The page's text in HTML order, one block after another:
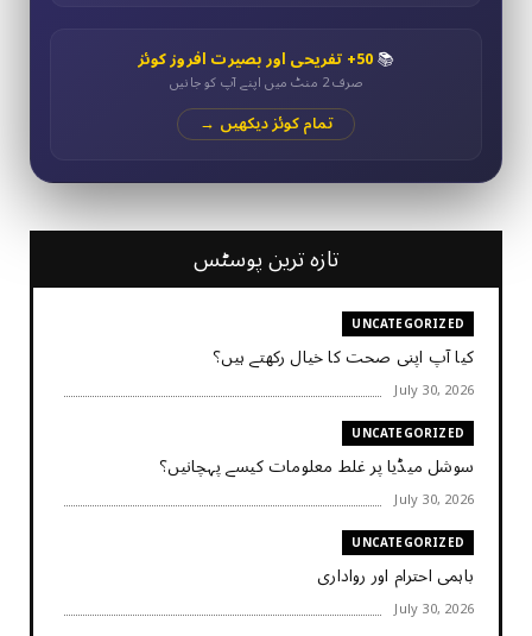
📚50+ تفریحی اور بصیرت افروز کوئز
صرف 2 منٹ میں اپنے آپ کو جانیں
تمام کوئز دیکھیں →
تازہ ترین پوسٹس
UNCATEGORIZED
کیا آپ اپنی صحت کا خیال رکھتے ہیں؟
July 30, 2026
UNCATEGORIZED
سوشل میڈیا پر غلط معلومات کیسے پہچانیں؟
July 30, 2026
UNCATEGORIZED
باہمی احترام اور رواداری
July 30, 2026